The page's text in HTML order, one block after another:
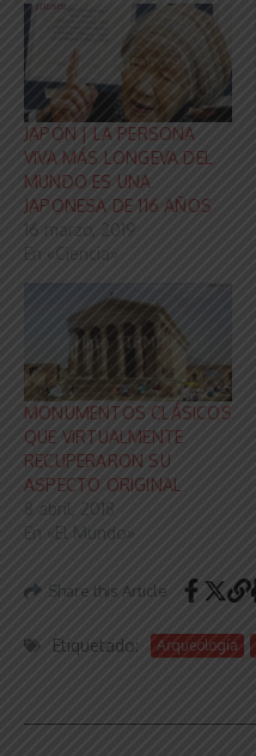
JAPÓN | LA PERSONA
VIVA MÁS LONGEVA DEL
MUNDO ES UNA
JAPONESA DE 116 AÑOS
16 marzo, 2019
En «Ciencia»
MONUMENTOS CLÁSICOS
QUE VIRTUALMENTE
RECUPERARON SU
ASPECTO ORIGINAL
8 abril, 2018
En «El Mundo»
Share this Article
Etiquetado: Arqueología